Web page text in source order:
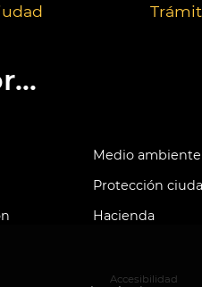
Medio
Protección
Hacienda
Accesibilidad